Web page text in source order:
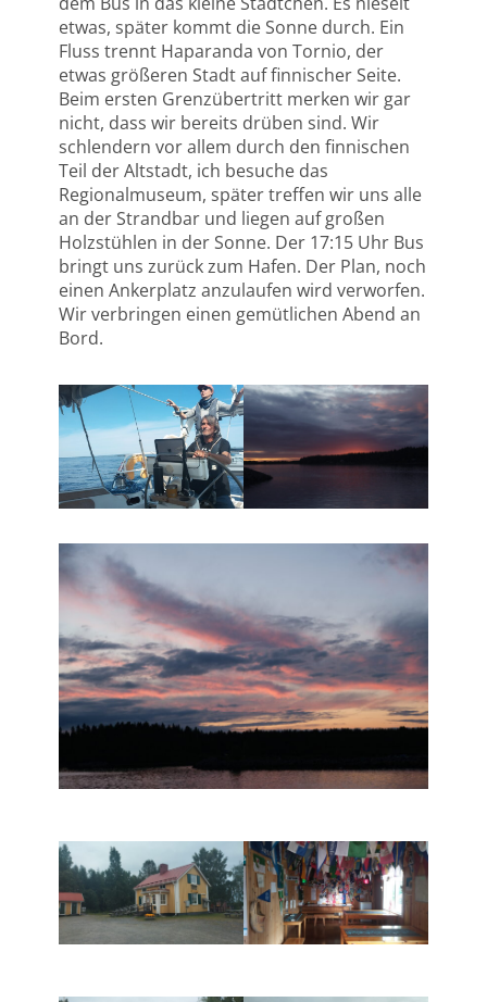
etwas, später kommt die Sonne durch. Ein
Fluss trennt Haparanda von Tornio, der
etwas größeren Stadt auf finnischer Seite.
Beim ersten Grenzübertritt merken wir gar
nicht, dass wir bereits drüben sind. Wir
schlendern vor allem durch den finnischen
Teil der Altstadt, ich besuche das
Regionalmuseum, später treffen wir uns alle
an der Strandbar und liegen auf großen
Holzstühlen in der Sonne. Der 17:15 Uhr Bus
bringt uns zurück zum Hafen. Der Plan, noch
einen Ankerplatz anzulaufen wird verworfen.
Wir verbringen einen gemütlichen Abend an
Bord.